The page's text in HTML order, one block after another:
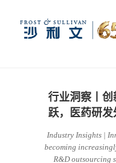
行业研究
行业洞察丨
跃，医药研
Industry Insights |
becoming
R&D outsourcing